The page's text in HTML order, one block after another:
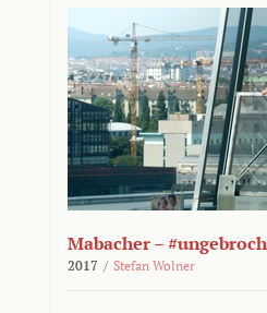
Mabacher –
2017 / Stefan Wolner